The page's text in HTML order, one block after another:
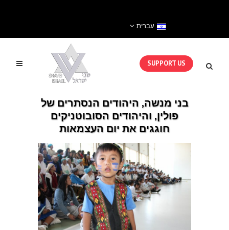
עברית
SUPPORT US
בני מנשה, היהודים הנסתרים של
פולין, והיהודים הסובוטניקים
חוגגים את יום העצמאות